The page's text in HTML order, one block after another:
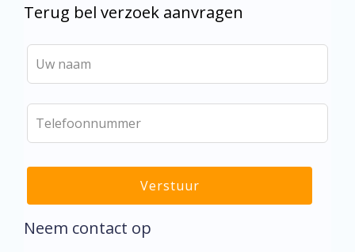
Terug bel verzoek aanvragen
Verstuur
Neem contact op